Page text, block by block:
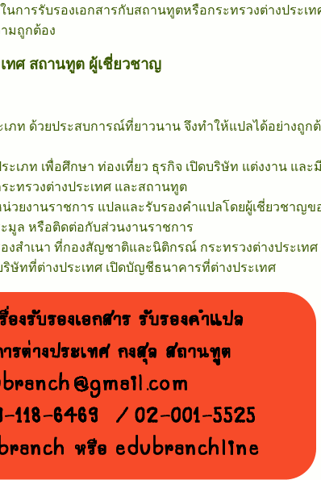
การรับรองเอกสารกับสถานทูตหรือกระทรวงต่างประเท
มถูกต้อง
เทศ สถานทูต ผู้เชี่ยวชาญ
ภท ด้วยประสบการณ์ที่ยาวนาน จึงทำให้แปลได้อย่างถูก
เภท เพื่อศึกษา ท่องเที่ยว ธุรกิจ เปิดบริษัท แต่งงาน และ
ะทรวงต่างประเทศ และสถานทูต
วยงานราชการ แปลและรับรองคำแปลโดยผู้เชี่ยวชาญข
มูล หรือติดต่อกับส่วนงานราชการ
องสำเนา ที่กองสัญชาติและนิติกรณ์ กระทรวงต่างประเท
ริษัทที่ต่างประเทศ เปิดบัญชีธนาคารที่ต่างประเทศ